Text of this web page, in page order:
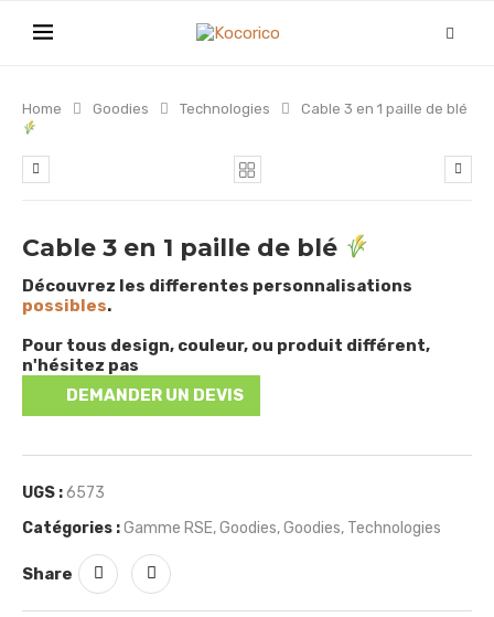
Home Goodies Technologies Cable 3 en 1 paille de blé
Cable 3 en 1 paille de blé
Découvrez les differentes personnalisations
possibles.
Pour tous design, couleur, ou produit différent,
n'hésitez pas
DEMANDER UN DEVIS
UGS :6573
Catégories :Gamme RSE,Goodies,Goodies, Technologies
Share